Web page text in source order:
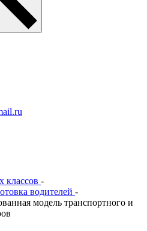
классов -
водителей -
модель транспортного и